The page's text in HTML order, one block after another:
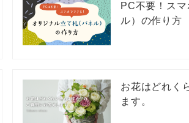
PC不要！ス
ル）の作り方
お花はどれく
ます。